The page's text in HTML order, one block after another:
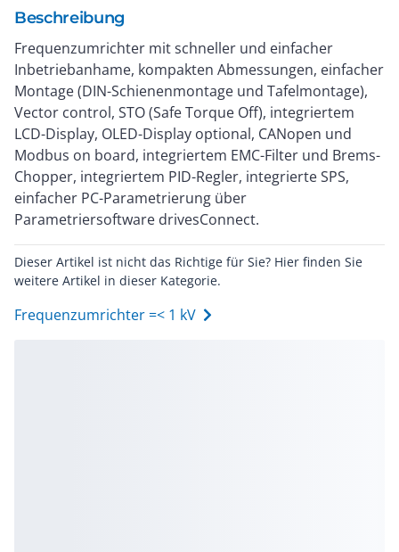
Beschreibung
Frequenzumrichter mit schneller und einfacher
Inbetriebanhame, kompakten Abmessungen, einfacher
Montage (DIN-Schienenmontage und Tafelmontage),
Vector control, STO (Safe Torque Off), integriertem
LCD-Display, OLED-Display optional, CANopen und
Modbus on board, integriertem EMC-Filter und Brems-
Chopper, integriertem PID-Regler, integrierte SPS,
einfacher PC-Parametrierung über
Parametriersoftware drivesConnect.
Dieser Artikel ist nicht das Richtige für Sie? Hier finden Sie
weitere Artikel in dieser Kategorie.
Frequenzumrichter =< 1 kV